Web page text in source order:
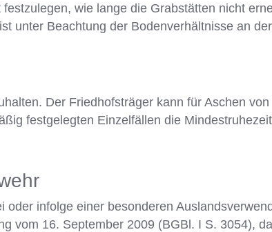
wie lange die Grabstätten nicht
unter Beachtung der Bodenverhältnisse an
Der Friedhofsträger kann für Aschen
festgelegten Einzelfällen die
infolge einer besonderen
vom 16. September 2009 (BGBl. I S. 3054),